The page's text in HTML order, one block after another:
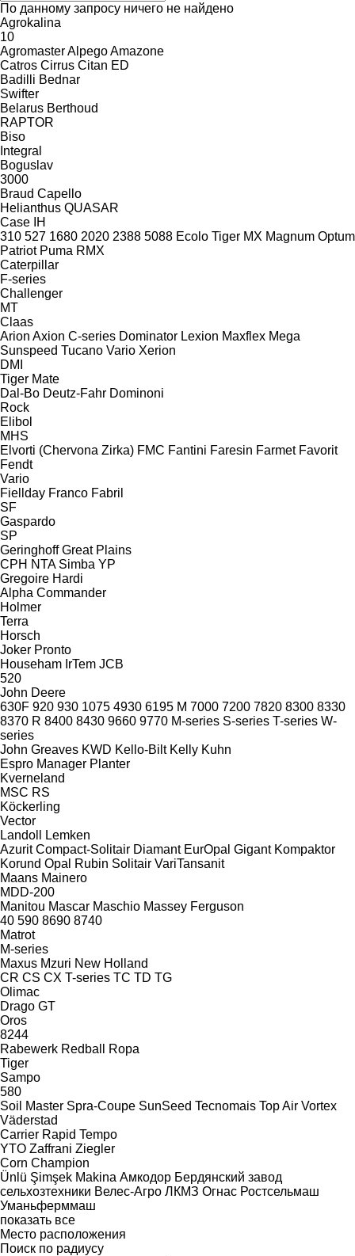
По данному запросу ничего не найдено
Agrokalina
10
AgromasterAlpegoAmazone
Catros Cirrus Citan ED
Badilli Bednar
Swifter
Belarus Berthoud
RAPTOR
Biso
Integral
Boguslav
3000
Braud Capello
Helianthus QUASAR
Case IH
310 527 1680 2020 2388 5088 Ecolo Tiger MX Magnum Optum
Patriot Puma RMX
Caterpillar
F-series
Challenger
MT
Claas
Arion Axion C-series Dominator Lexion Maxflex Mega
Sunspeed Tucano Vario Xerion
DMI
Tiger Mate
Dal-Bo Deutz-Fahr Dominoni
Rock
Elibol
MHS
Elvorti (Chervona Zirka) FMC Fantini Faresin Farmet Favorit
Fendt
Vario
Fiellday Franco Fabril
SF
Gaspardo
SP
Geringhoff Great Plains
CPH NTA Simba YP
Gregoire Hardi
Alpha Commander
Holmer
Terra
Horsch
Joker Pronto
Househam IrTem JCB
520
John Deere
630F 920 930 1075 4930 6195 M 7000 7200 7820 8300 8330
8370 R 8400 8430 9660 9770 M-series S-series T-series W-
series
John Greaves KWD Kello-Bilt Kelly Kuhn
Espro Manager Planter
Kverneland
MSC RS
Köckerling
Vector
Landoll
Lemken
Azurit Compact-Solitair Diamant EurOpal Gigant Kompaktor
Korund Opal Rubin Solitair VariTansanit
Maans Mainero
MDD-200
Manitou Mascar Maschio Massey Ferguson
40 590 8690 8740
Matrot
M-series
Maxus Mzuri New Holland
CR CS CX T-series TC TD TG
Olimac
Drago GT
Oros
8244
Rabewerk Redball
Ropa
Tiger
Sampo
580
Soil Master Spra-Coupe SunSeed Tecnomais Top Air Vortex
Väderstad
Carrier Rapid Tempo
YTO Zaffrani Ziegler
Corn Champion
Ünlü Şimşek Makina Амкодор Бердянский завод
сельхозтехники Велес-Агро ЛКМЗ Огнас Ростсельмаш
Уманьферммаш
показать все
Место расположения
Поиск по радиусу